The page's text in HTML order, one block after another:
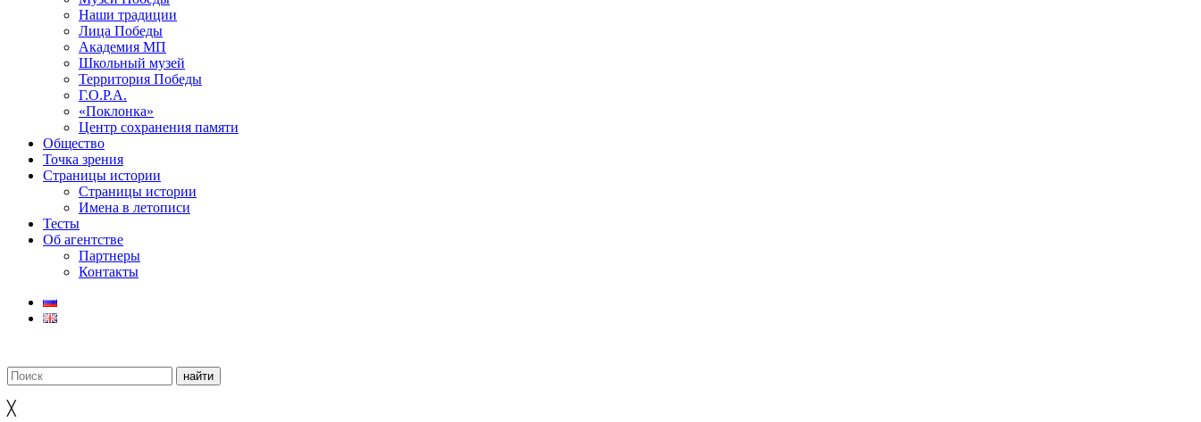
Наши традиции
Лица Победы
Академия МП
Школьный музей
Территория Победы
Г.О.Р.А.
«Поклонка»
Центр сохранения памяти
Общество
Точка зрения
Страницы истории
Страницы истории
Имена в летописи
Тесты
Об агентстве
Партнеры
Контакты
╳